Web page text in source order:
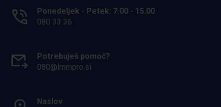
Ponedeljek - Petek: 7.00 - 15.00
080 33 36
Potrebuješ pomoč?
080@lmmpro.si
Naslov